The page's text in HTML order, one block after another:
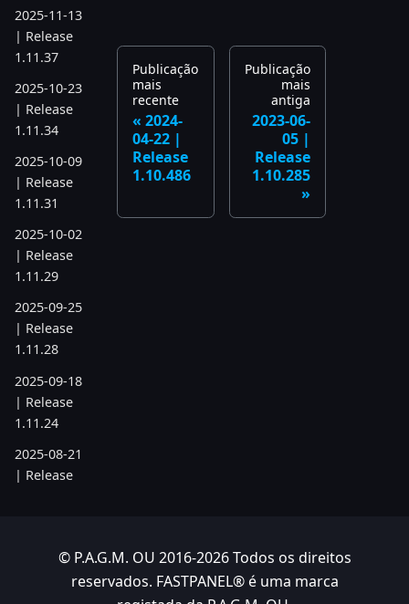
2025-11-13
| Release
1.11.37
2025-10-23
| Release
1.11.34
2025-10-09
| Release
1.11.31
2025-10-02
| Release
1.11.29
2025-09-25
| Release
1.11.28
2025-09-18
| Release
1.11.24
2025-08-21
| Release
| Release
Publicação
mais
recente
2024-
04-22 |
Release
1.10.486
Publicação
mais
antiga
2023-06-
05 |
Release
1.10.285
© P.A.G.M. OU 2016-2026 Todos os direitos
reservados. FASTPANEL® é uma marca